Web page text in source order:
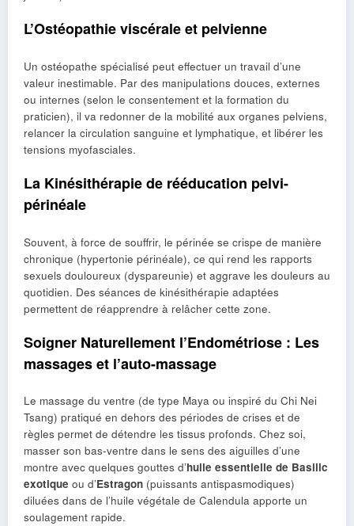
L’Ostéopathie viscérale et pelvienne
Un ostéopathe spécialisé peut effectuer un travail d’une
valeur inestimable. Par des manipulations douces, externes
ou internes (selon le consentement et la formation du
praticien), il va redonner de la mobilité aux organes pelviens,
relancer la circulation sanguine et lymphatique, et libérer les
tensions myofasciales.
La Kinésithérapie de rééducation pelvi-
périnéale
Souvent, à force de souffrir, le périnée se crispe de manière
chronique (hypertonie périnéale), ce qui rend les rapports
sexuels douloureux (dyspareunie) et aggrave les douleurs au
quotidien. Des séances de kinésithérapie adaptées
permettent de réapprendre à relâcher cette zone.
Soigner Naturellement l’Endométriose : Les
massages et l’auto-massage
Le massage du ventre (de type Maya ou inspiré du Chi Nei
Tsang) pratiqué en dehors des périodes de crises et de
règles permet de détendre les tissus profonds. Chez soi,
masser son bas-ventre dans le sens des aiguilles d’une
montre avec quelques gouttes d’huile essentielle de Basilic
exotique ou d’Estragon (puissants antispasmodiques)
diluées dans de l’huile végétale de Calendula apporte un
soulagement rapide.